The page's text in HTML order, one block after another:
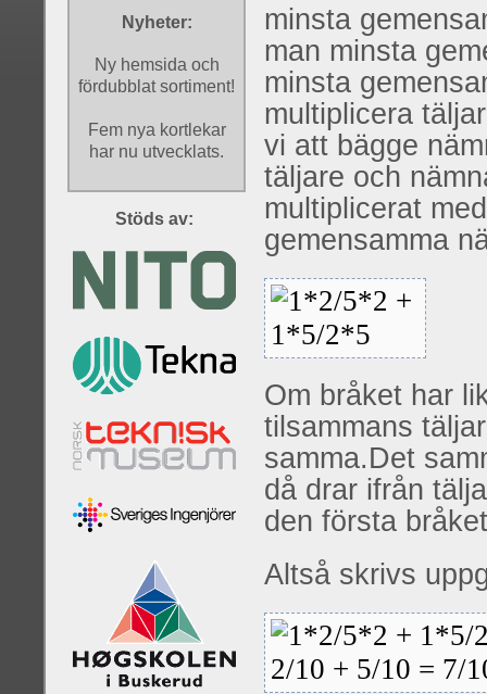
minsta
man minsta
minsta
multiplicera
vi att bägge
täljare och
multiplicerat
gemensamma
Om bråket har
tilsammans
samma.Det
då drar ifrån
den första
Altså skrivs
Nyheter:
Ny hemsida och
fördubblat sortiment!
Fem nya kortlekar
har nu utvecklats.
Stöds av: